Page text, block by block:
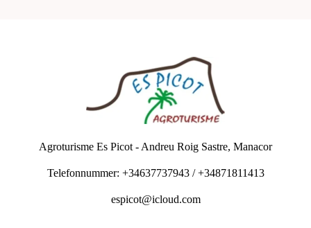
Agroturisme Es Picot - Andreu Roig Sastre, Manacor
Telefonnummer: +34637737943 / +34871811413
espicot@icloud.com